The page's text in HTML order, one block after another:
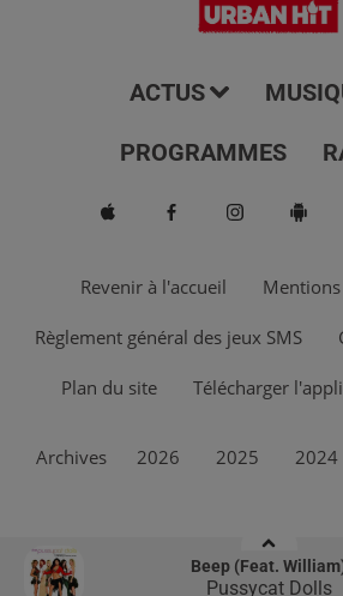
Beep (feat.
Pussycat Dolls
ACTUS
PROGRAMMES
Revenir à l'accueil Mentions
Règlement général des jeux SMS
Plan du site Télécharger
Archives 2026 2025 2024